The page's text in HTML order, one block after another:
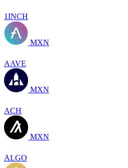
1INCH
MXN
AAVE
MXN
ACH
MXN
ALGO